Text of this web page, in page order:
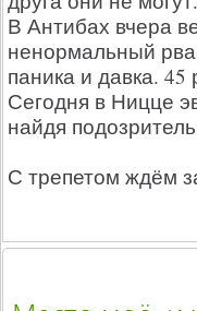
В Антибах вчера
ненормальный
паника и давка.
Сегодня в Ницце
найдя
С трепетом ждём